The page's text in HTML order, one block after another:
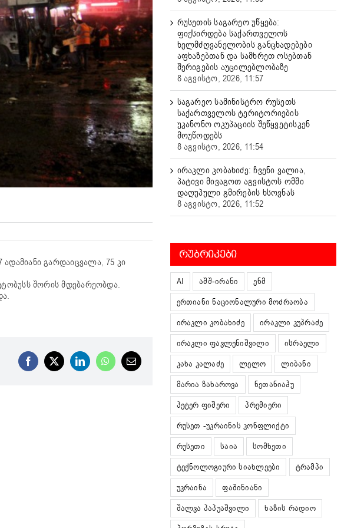
გარდაიცვალა, 75 კი
შორის მდებარეობდა.
Facebook
X LinkedInWhatsApp
Email
რუსეთის საგარეო უწყება:
ფიქსირდება საქართველოს
ხელმძღვანელობის განცხადებები
აფხაზებთან და სამხრეთ ოსებთან
შერიგების აუცილებლობაზე
8 აგვისტო, 2026, 11:57
საგარეო სამინისტრო რუსეთს
საქართველოს ტერიტორიების
უკანონო ოკუპაციის შეწყვეტისკენ
მოუწოდებს
8 აგვისტო, 2026, 11:54
ირაკლი კობახიძე: ჩვენი ვალია,
პატივი მივაგოთ აგვისტოს ომში
დაღუპული გმირების ხსოვნას
8 აგვისტო, 2026, 11:52
ᲠᲣᲑᲠᲘᲙᲔᲑᲘ
AI აშშ-ირანი
ენმ
ერთიანი ნაციონალური მოძრაობა
ირაკლი კობახიძე
ირაკლი კუპრაძე
ირაკლი ფავლენიშვილი
ისრაელი
კახა კალაძე
ლელო
ლიბანი
მარია ზახაროვა
ნეთანიაჰუ
პეტერ ფიშერი
პრემიერი
რუსეთ -უკრაინის კონფლიქტი
რუსეთი
საია
სომხეთი
ტექნოლოგიური სიახლეები
ტრამპი
უკრაინა
ფაშინიანი
შალვა პაპუაშვილი
ხაზის რადიო